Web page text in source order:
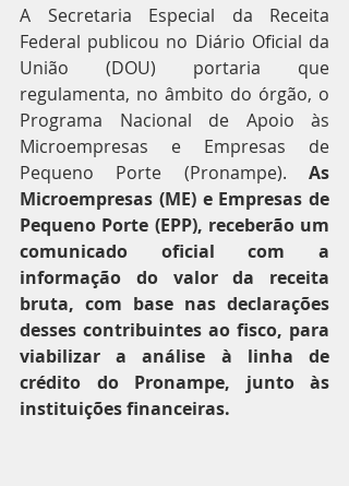
A Secretaria Especial da Receita
Federal publicou no Diário Oficial da
União (DOU) portaria que
regulamenta, no âmbito do órgão, o
Programa Nacional de Apoio às
Microempresas e Empresas de
Pequeno Porte (Pronampe). As
Microempresas (ME) e Empresas de
Pequeno Porte (EPP), receberão um
comunicado oficial com a
informação do valor da receita
bruta, com base nas declarações
desses contribuintes ao fisco, para
viabilizar a análise à linha de
crédito do Pronampe, junto às
instituições financeiras.